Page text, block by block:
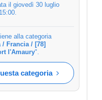
il giovedì 30 luglio
alla categoria
Francia / [78]
l'Amaury".
categoria